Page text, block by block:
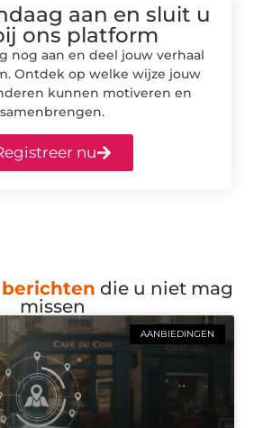
aan en sluit u
ons platform
nog aan en deel jouw verhaal
Ontdek op welke wijze jouw
kunnen motiveren en
samenbrengen.
nu
die u niet mag
missen
AANBIEDINGEN